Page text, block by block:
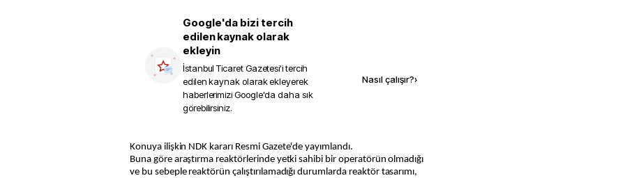
Google'da bizi tercih
edilen kaynak olarak
ekleyin
İstanbul Ticaret Gazetesi'i tercih
edilen kaynak olarak ekleyerek
haberlerimizi Google'da daha sık
görebilirsiniz.
Nasıl çalışır?›
Konuya ilişkin NDK kararı Resmi Gazete'de yayımlandı.
Buna göre araştırma reaktörlerinde yetki sahibi bir operatörün olmadığı
ve bu sebeple reaktörün çalıştırılamadığı durumlarda reaktör tasarımı,